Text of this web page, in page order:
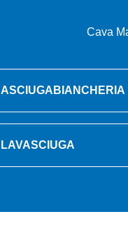
Cava
ASCIUGABIANCHERIA
LAVASCIUGA